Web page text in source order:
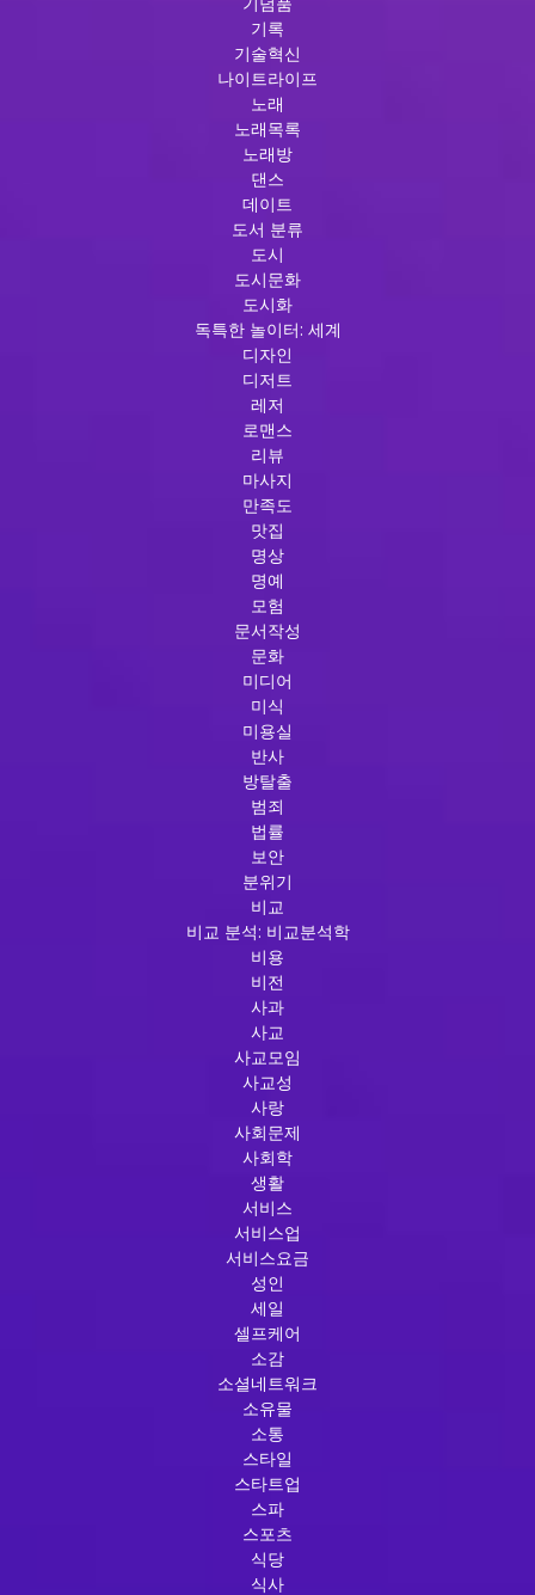
기록
기술혁신
나이트라이프
노래
노래목록
노래방
댄스
데이트
도서 분류
도시
도시문화
도시화
독특한 놀이터: 세계
디자인
디저트
레저
로맨스
리뷰
마사지
만족도
맛집
명상
명예
모험
문서작성
문화
미디어
미식
미용실
반사
방탈출
범죄
법률
보안
분위기
비교
비교 분석: 비교분석학
비용
비전
사과
사교
사교모임
사교성
사랑
사회문제
사회학
생활
서비스
서비스업
서비스요금
성인
세일
셀프케어
소감
소셜네트워크
소유물
소통
스타일
스타트업
스파
스포츠
식당
식사